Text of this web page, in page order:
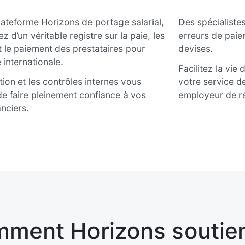
Horizons de portage salarial,
d’un véritable registre sur la paie, les
le paiement des prestataires pour
et les contrôles internes vous
faire pleinement confiance à vos
Des
erreurs de
devises.
Facilitez la vie
votre service
employeur de
Horizons